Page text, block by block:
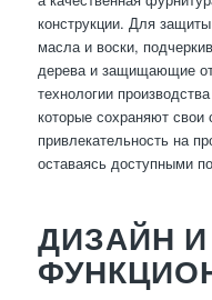
конструкции. Для
масла и воски,
дерева и защищающие
технологии
которые сохраняют свои
привлекательность на
оставаясь доступными
ДИЗАЙН И